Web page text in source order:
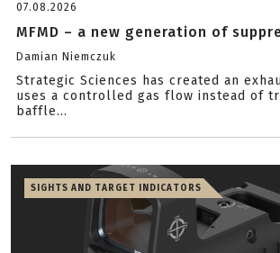
07.08.2026
MFMD – a new generation of
Damian Niemczuk
Strategic Sciences has created an
uses a controlled gas flow instead of
baffle...
SIGHTS AND TARGET INDICATORS